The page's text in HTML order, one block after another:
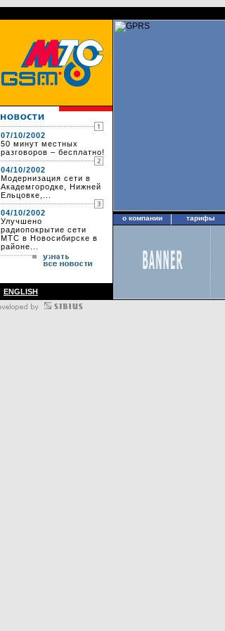
о компании тарифы
07/10/2002
50 минут местных
разговоров – бесплатно!
04/10/2002
Модернизация сети в
Академгородке, Нижней
Ельцовке,...
04/10/2002
Улучшено
радиопокрытие сети
МТС в Новосибирске в
районе...
ENGLISH